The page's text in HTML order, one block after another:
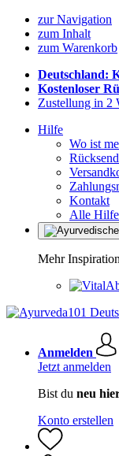
zur Navigation
zum Inhalt
zum Warenkorb
Deutschland:
Kostenloser
Zustellung in 2
Hilfe
Wo ist
Kontakt
Alle
Mehr Inspiration
Anmelden
Jetzt anmelden
Bist du neu
Konto erstellen